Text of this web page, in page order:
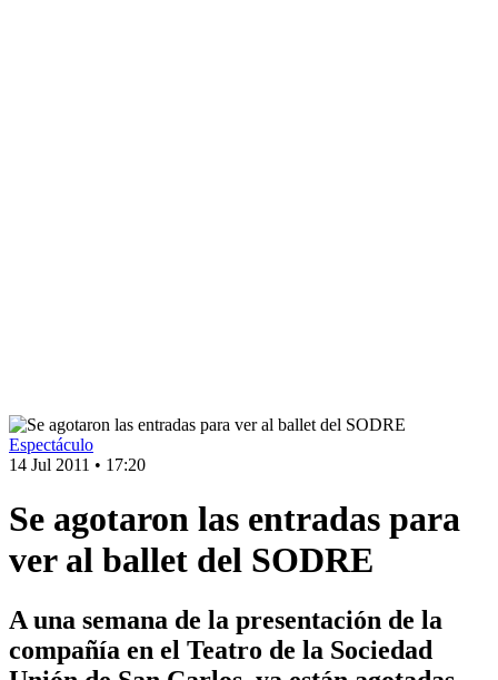
Espectáculo
14 Jul 2011 • 17:20
Se agotaron las entradas para
ver al ballet del SODRE
A una semana de la presentación de la
compañía en el Teatro de la Sociedad